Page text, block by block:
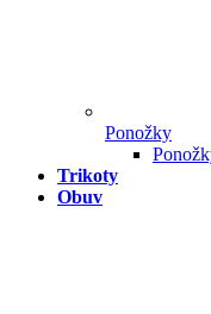
Ponožky
Trikoty
Obuv